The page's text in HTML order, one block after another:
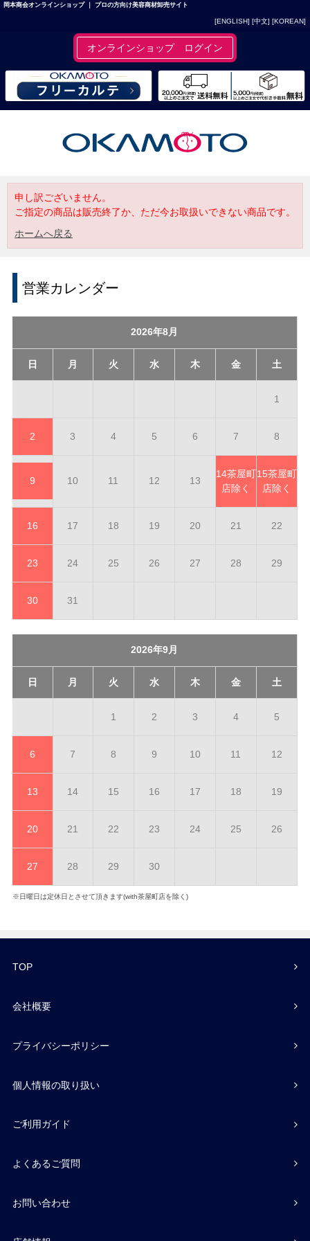
岡本商会オンラインショップ ｜ プロの方向け美容商材卸売サイト
[ENGLISH] [中文] [KOREAN]
オンラインショップ ログイン
申し訳ございません。
ご指定の商品は販売終了か、ただ今お取扱いできない商品です。
ホームへ戻る
営業カレンダー
2026年8月
日 月 火 水 木 金 土
1
2 3 4 5 6 7 8
9 10 11 12 13
14茶屋町
店除く
15茶屋町
店除く
16 17 18 19 20 21 22
23 24 25 26 27 28 29
30 31
2026年9月
日 月 火 水 木 金 土
1 2 3 4 5
6 7 8 9 10 11 12
13 14 15 16 17 18 19
20 21 22 23 24 25 26
27 28 29 30
※日曜日は定休日とさせて頂きます(with茶屋町店を除く)
TOP
会社概要
プライバシーポリシー
個人情報の取り扱い
ご利用ガイド
よくあるご質問
お問い合わせ